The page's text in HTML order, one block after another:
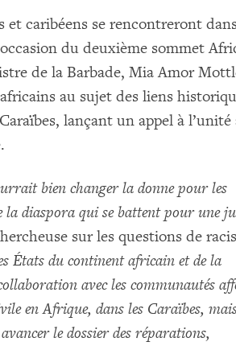
et caribéens se rencontreront
du deuxième sommet
de la Barbade, Mia Amor
au sujet des liens
lançant un appel à l’unité
bien changer la donne pour les
la diaspora qui se battent pour une
sur les questions de
États du continent africain et de la
avec les communautés
en Afrique, dans les Caraïbes,
le dossier des réparations,